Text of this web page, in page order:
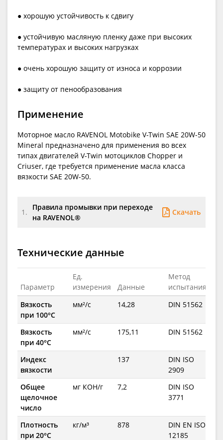
● хорошую устойчивость к сдвигу
● устойчивую масляную пленку даже при высоких
температурах и высоких нагрузках
● очень хорошую защиту от износа и коррозии
● защиту от пенообразования
Применение
Моторное масло RAVENOL Motobike V-Twin SAE 20W-50
Mineral предназначено для применения во всех
типах двигателей V-Twin мотоциклов Chopper и
Criuser, где требуется применение масла класса
вязкости SAE 20W-50.
1.
Правила промывки при переходе
на RAVENOL®
Скачать
Технические данные
Параметр
Ед.
измерения
Данные
Метод
испытания
Вязкость
при 100°C
мм²/с 14,28 DIN 51562
Вязкость
при 40°C
мм²/с 175,11 DIN 51562
Индекс
вязкости
137
DIN ISO
2909
Общее
щелочное
число
мг КОН/г 7,2
DIN ISO
3771
Плотность
при 20°C
кг/м³ 878
DIN EN ISO
12185